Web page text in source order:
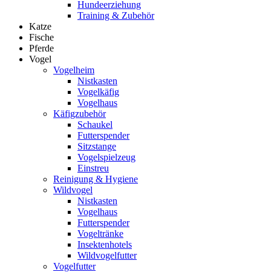
Hundeerziehung
Training & Zubehör
Katze
Fische
Pferde
Vogel
Vogelheim
Nistkasten
Vogelkäfig
Vogelhaus
Käfigzubehör
Schaukel
Futterspender
Sitzstange
Vogelspielzeug
Einstreu
Reinigung & Hygiene
Wildvogel
Nistkasten
Vogelhaus
Futterspender
Vogeltränke
Insektenhotels
Wildvogelfutter
Vogelfutter